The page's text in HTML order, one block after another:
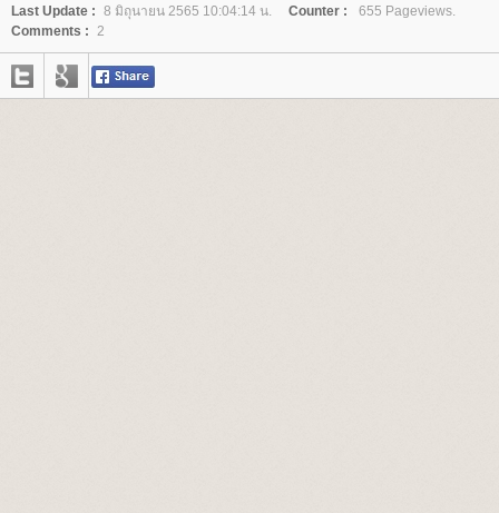
Last Update : 8 มิถุนายน 2565 10:04:14 น. Counter :
655 Pageviews.
Comments : 2